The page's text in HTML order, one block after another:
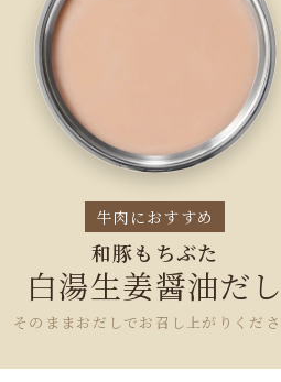
牛肉におすすめ
和豚もちぶた
白湯生姜醤油だし
そのままおだしでお召し上がりくだ